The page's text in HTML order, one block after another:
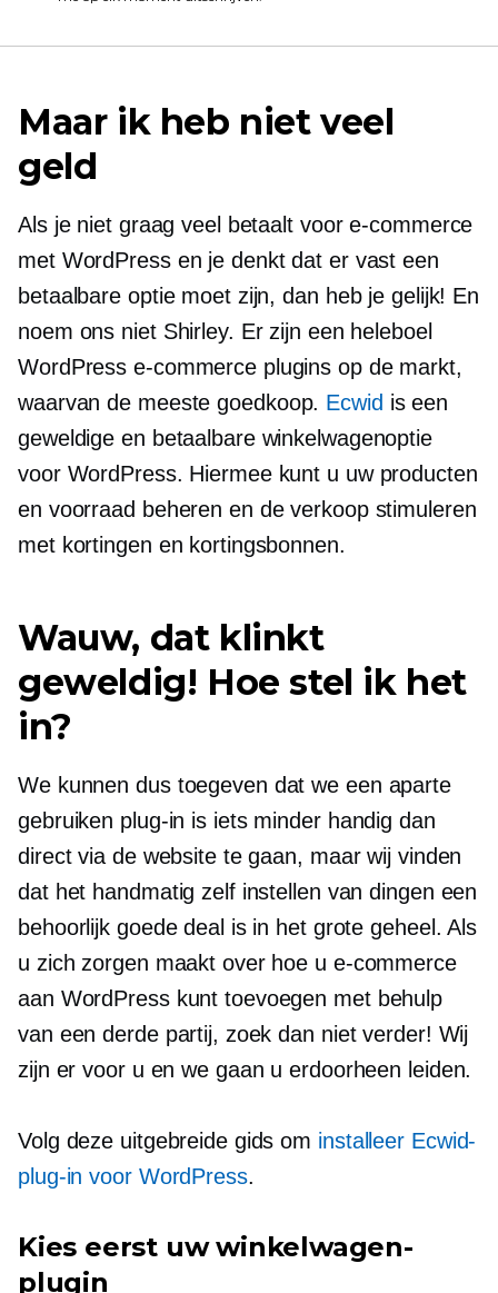
Maar ik heb niet veel
geld
Als je niet graag veel betaalt voor e-commerce
met WordPress en je denkt dat er vast een
betaalbare optie moet zijn, dan heb je gelijk! En
noem ons niet Shirley. Er zijn een heleboel
WordPress e-commerce plugins op de markt,
waarvan de meestegoedkoop. Ecwid is een
geweldige en betaalbare winkelwagenoptie
voor WordPress. Hiermee kunt u uw producten
en voorraad beheren en de verkoop stimuleren
met kortingen en kortingsbonnen.
Wauw, dat klinkt
geweldig! Hoe stel ik het
in?
We kunnen dus toegeven dat we een aparte
gebruiken plug-in is iets minder handig dan
direct via de website te gaan, maar wij vinden
dat het handmatig zelf instellen van dingen een
behoorlijk goede deal is in het grote geheel. Als
u zich zorgen maakt over hoe u e-commerce
aan WordPress kunt toevoegen met behulp
van een derde partij, zoek dan niet verder! Wij
zijn er voor u en we gaan u erdoorheen leiden.
Volg deze uitgebreide gids om installeer Ecwid-
plug-in voor WordPress.
Kies eerst uw winkelwagen-
plugin